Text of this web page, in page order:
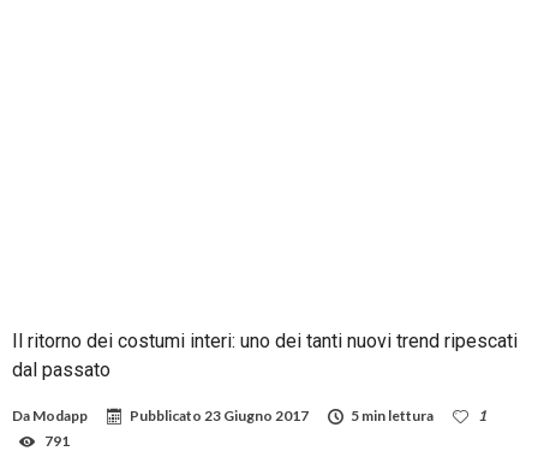
Il ritorno dei costumi interi: uno dei tanti nuovi trend ripescati
dal passato
Da Modapp Pubblicato 23 Giugno 2017 5 min lettura
1
791